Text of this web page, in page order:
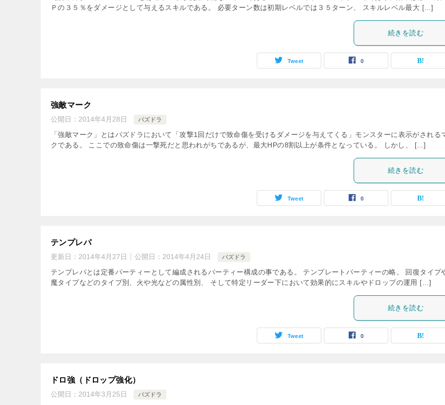
Ｐの３５％をダメージとして与えるスキルである。 必要ターン数は初期レベルでは３５ターン、 スキルレベル最大 […]
続きを読む
Tweet 0
強敵マーク
公開日： 2014年4月28日 パズドラ
「強敵マーク」とはパズドラにおいて「攻撃1回だけで致命傷を受けるダメージを与えてくる」モンスターに表示がされる
クである。 ここでの致命傷は一撃死だと思われがちであるが、最大HPの8割以上が条件となっている。 しかし、 […]
続きを読む
Tweet 0
テンプレパ
更新日： 2014年4月27日 公開日： 2014年4月24日 パズドラ
テンプレパとは定番パーティーとして編成されるパーティー構成の事である。 テンプレートパーティーの略。 回復タイプ
魔タイプなどのタイプ別、火や光などの属性別、 そして特定リーダー下において効果的にスキルやドロップの運用 […]
続きを読む
Tweet 0
ドロ強（ドロップ強化）
公開日： 2014年3月25日 パズドラ